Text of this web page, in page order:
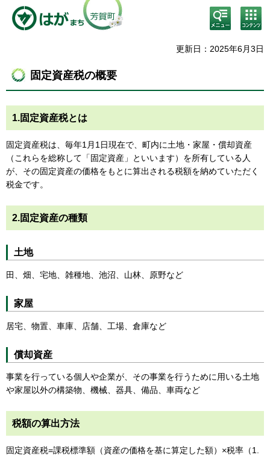
検
索・
メニ
コン
テン
ニュ
更新日：2025年6月3日
固定資産税の概要
1.固定資産税とは
固定資産税は、毎年1月1日現在で、町内に土地・家屋・償却資産
（これらを総称して「固定資産」といいます）を所有している人
が、その固定資産の価格をもとに算出される税額を納めていただく
税金です。
2.固定資産の種類
土地
田、畑、宅地、雑種地、池沼、山林、原野など
家屋
居宅、物置、車庫、店舗、工場、倉庫など
償却資産
事業を行っている個人や企業が、その事業を行うために用いる土地
や家屋以外の構築物、機械、器具、備品、車両など
税額の算出方法
固定資産税=課税標準額（資産の価格を基に算定した額）×税率（1.